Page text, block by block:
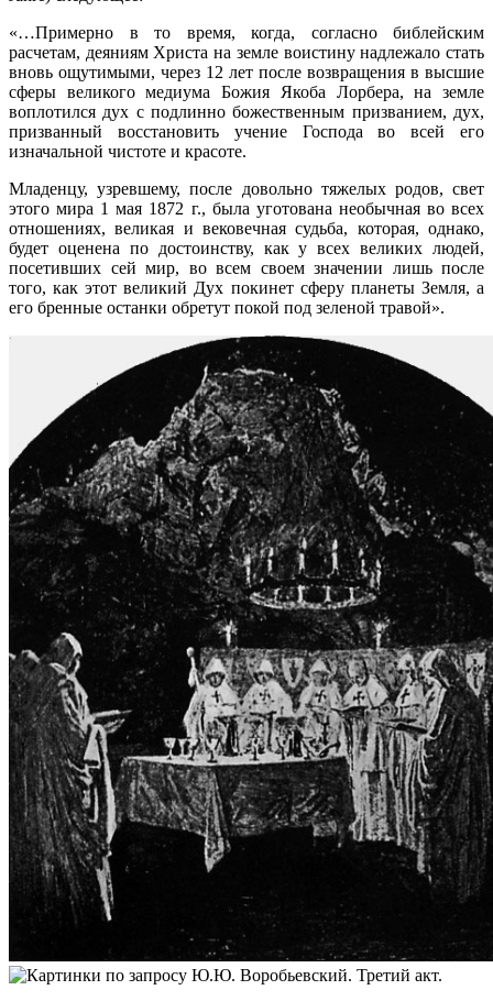
«…Примерно в то время, когда, согласно библейским
расчетам, деяниям Христа на земле воистину надлежало стать
вновь ощутимыми, через 12 лет после возвращения в высшие
сферы великого медиума Божия Якоба Лорбера, на земле
воплотился дух с подлинно божественным призванием, дух,
призванный восстановить учение Господа во всей его
изначальной чистоте и красоте.
Младенцу, узревшему, после довольно тяжелых родов, свет
этого мира 1 мая 1872 г., была уготована необычная во всех
отношениях, великая и вековечная судьба, которая, однако,
будет оценена по достоинству, как у всех великих людей,
посетивших сей мир, во всем своем значении лишь после
того, как этот великий Дух покинет сферу планеты Земля, а
его бренные останки обретут покой под зеленой травой».